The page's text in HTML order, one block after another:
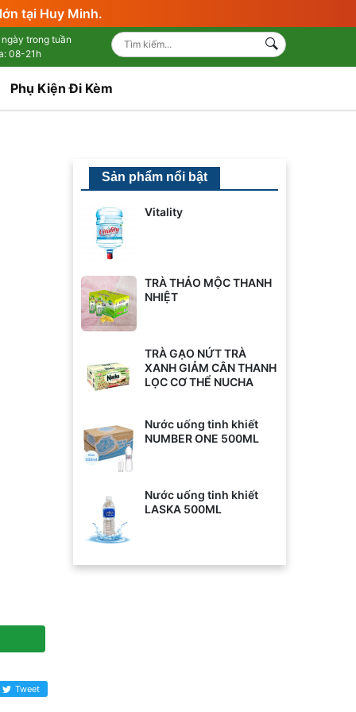
tại Huy Minh.
trong tuần
08-21h
Phụ Kiện Đi Kèm
Tweet
Sản phẩm nổi bật
Vitality
TRÀ THẢO MỘC THANH
NHIỆT
TRÀ GẠO NỨT TRÀ
XANH GIẢM CÂN THANH
LỌC CƠ THỂ NUCHA
Nước uống tinh khiết
NUMBER ONE 500ML
Nước uống tinh khiết
LASKA 500ML